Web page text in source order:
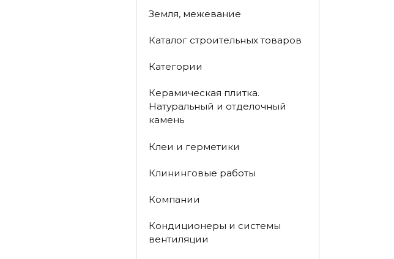
Земля, межевание
Каталог строительных товаров
Категории
Керамическая плитка.
Натуральный и отделочный
камень
Клеи и герметики
Клининговые работы
Компании
Кондиционеры и системы
вентиляции